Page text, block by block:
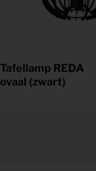
Tafellamp REDA
ovaal (zwart)